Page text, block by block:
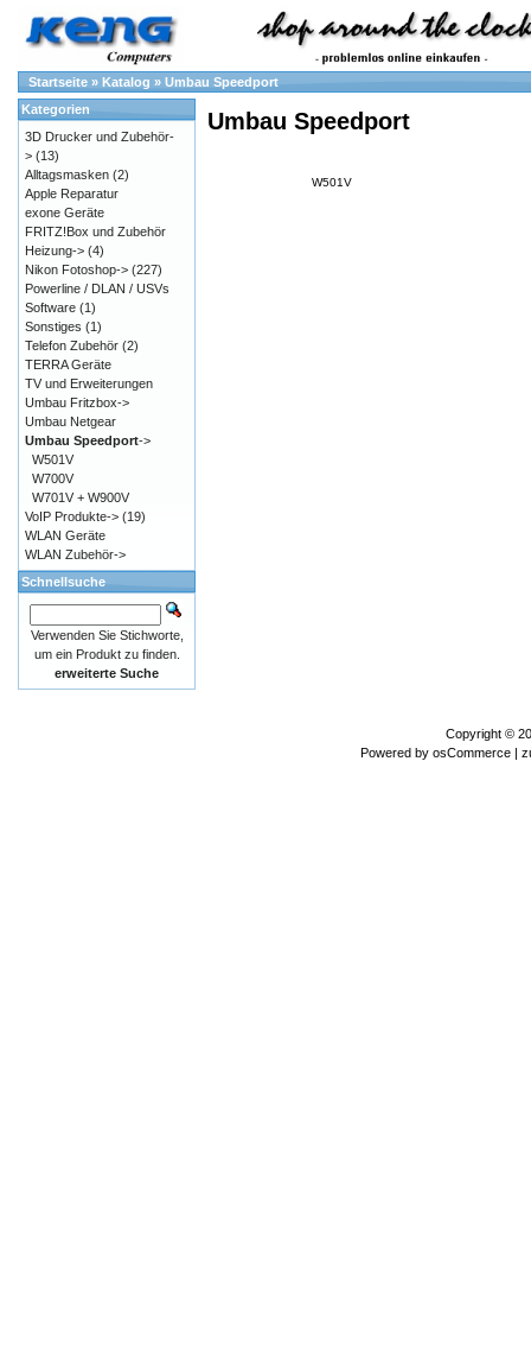
Startseite » Katalog » Umbau Speedport
Umbau Speedport
W501V
Kategorien
3D Drucker und Zubehör-
> (13)
Alltagsmasken (2)
Apple Reparatur
exone Geräte
FRITZ!Box und Zubehör
Heizung-> (4)
Nikon Fotoshop-> (227)
Powerline / DLAN / USVs
Software (1)
Sonstiges (1)
Telefon Zubehör (2)
TERRA Geräte
TV und Erweiterungen
Umbau Fritzbox->
Umbau Netgear
Umbau Speedport->
W501V
W700V
W701V + W900V
VoIP Produkte-> (19)
WLAN Geräte
WLAN Zubehör->
Schnellsuche
Verwenden Sie Stichworte,
um ein Produkt zu finden.
erweiterte Suche
Copyright ©
Powered by osCommerce |